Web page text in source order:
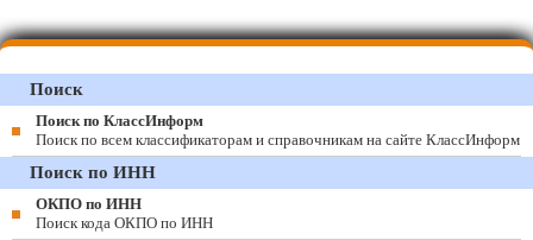
Поиск
Поиск по КлассИнформ
Поиск по всем классификаторам и справочникам на сайте КлассИнформ
Поиск по ИНН
ОКПО по ИНН
Поиск кода ОКПО по ИНН